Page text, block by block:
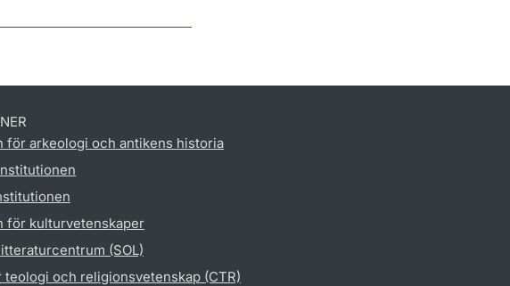
för arkeologi och antikens historia
för kulturvetenskaper
(SOL)
teologi och religionsvetenskap (CTR)